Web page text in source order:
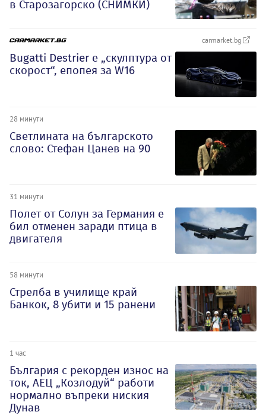
в Старозагорско (СНИМКИ)
carmarket.bg
Bugatti Destrier е „скулптура от
скорост“, епопея за W16
28 минути
Светлината на българското
слово: Стефан Цанев на 90
31 минути
Полет от Солун за Германия е
бил отменен заради птица в
двигателя
58 минути
Стрелба в училище край
Банкок, 8 убити и 15 ранени
1 час
България с рекорден износ на
ток, АЕЦ „Козлодуй“ работи
нормално въпреки ниския
Дунав